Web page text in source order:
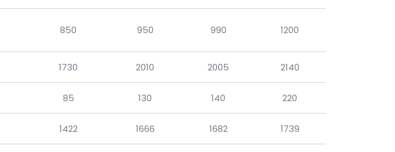
850 950 990 1200
1730 2010 2005 2140
85 130 140 220
1422 1666 1682 1739